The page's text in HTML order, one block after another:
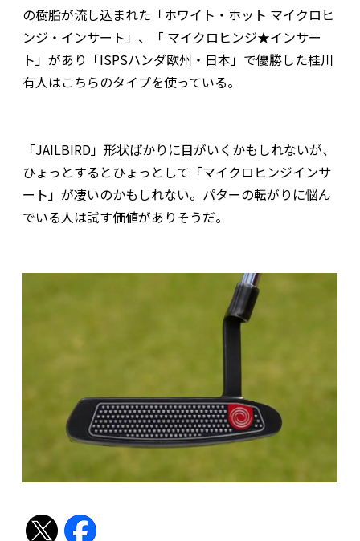
の樹脂が流し込まれた「ホワイト・ホット マイクロヒ
ンジ・インサート」、「 マイクロヒンジ★インサー
ト」があり「ISPSハンダ欧州・日本」で優勝した桂川
有人はこちらのタイプを使っている。
「JAILBIRD」形状ばかりに目がいくかもしれないが、
ひょっとするとひょっとして「マイクロヒンジインサ
ート」が凄いのかもしれない。パターの転がりに悩ん
でいる人は試す価値がありそうだ。